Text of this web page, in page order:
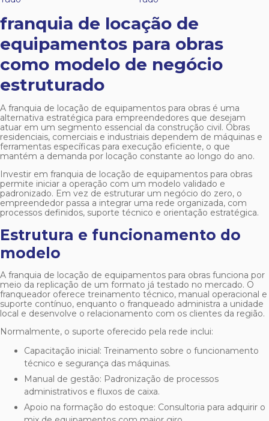
franquia de locação de
equipamentos para obras
como modelo de negócio
estruturado
A franquia de locação de equipamentos para obras é uma
alternativa estratégica para empreendedores que desejam
atuar em um segmento essencial da construção civil. Obras
residenciais, comerciais e industriais dependem de máquinas e
ferramentas específicas para execução eficiente, o que
mantém a demanda por locação constante ao longo do ano.
Investir em franquia de locação de equipamentos para obras
permite iniciar a operação com um modelo validado e
padronizado. Em vez de estruturar um negócio do zero, o
empreendedor passa a integrar uma rede organizada, com
processos definidos, suporte técnico e orientação estratégica.
Estrutura e funcionamento do
modelo
A franquia de locação de equipamentos para obras funciona por
meio da replicação de um formato já testado no mercado. O
franqueador oferece treinamento técnico, manual operacional e
suporte contínuo, enquanto o franqueado administra a unidade
local e desenvolve o relacionamento com os clientes da região.
Normalmente, o suporte oferecido pela rede inclui:
Capacitação inicial: Treinamento sobre o funcionamento
técnico e segurança das máquinas.
Manual de gestão: Padronização de processos
administrativos e fluxos de caixa.
Apoio na formação do estoque: Consultoria para adquirir o